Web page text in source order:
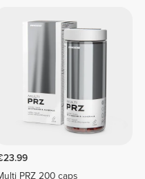
PRZ 200 caps